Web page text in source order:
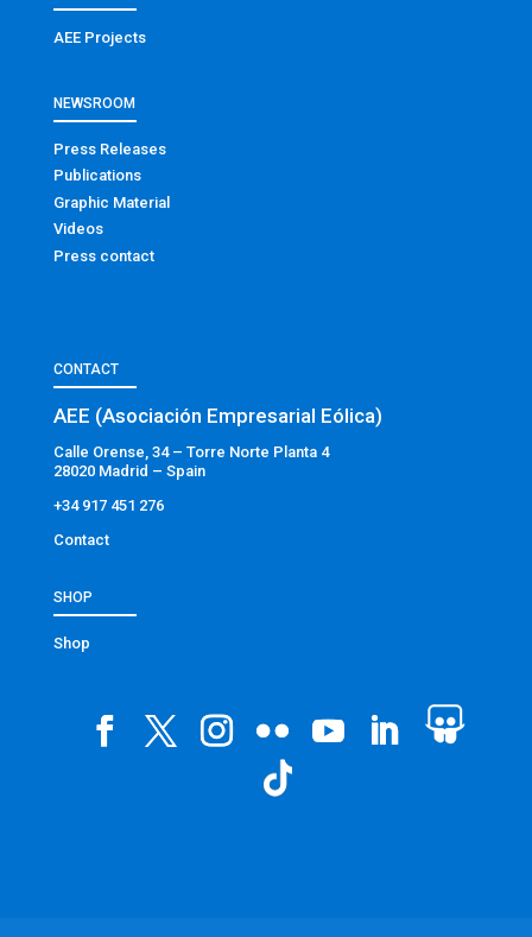
AEE Projects
NEWSROOM
Press Releases
Publications
Graphic Material
Videos
Press contact
CONTACT
AEE (Asociación Empresarial Eólica)
Calle Orense, 34 – Torre Norte Planta 4
28020 Madrid – Spain
+34 917 451 276
Contact
SHOP
Shop